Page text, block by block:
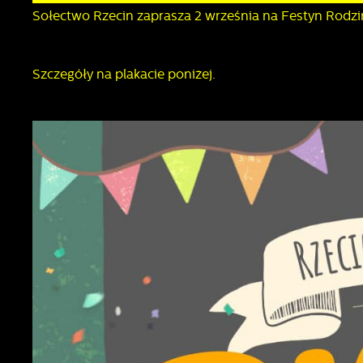
Sołectwo Rzecin zaprasza 2 września na Festyn
Szczegóły na plakacie poniżej.